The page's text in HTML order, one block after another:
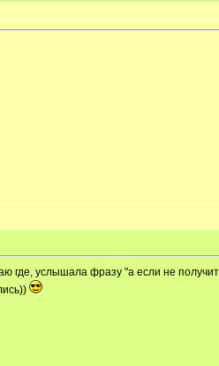
где, услышала фразу "а если не